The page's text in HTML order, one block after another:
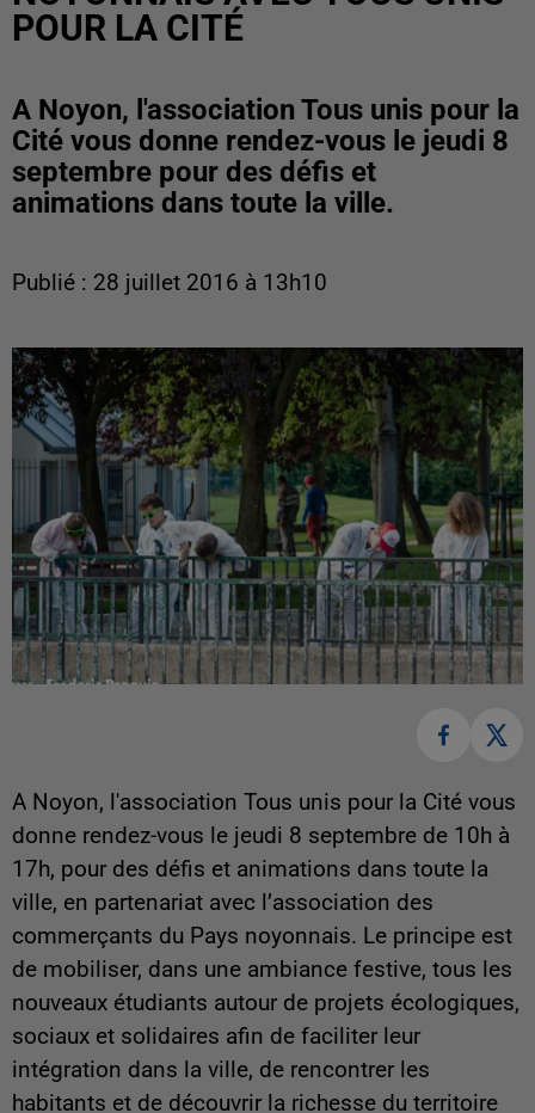
POUR LA CITÉ
A Noyon, l'association Tous unis pour la
Cité vous donne rendez-vous le jeudi 8
septembre pour des défis et
animations dans toute la ville.
Publié : 28 juillet 2016 à 13h10
A Noyon, l'association Tous unis pour la Cité vous
donne rendez-vous le jeudi 8 septembre de 10h à
17h, pour des défis et animations dans toute la
ville, en partenariat avec l’association des
commerçants du Pays noyonnais. Le principe est
de mobiliser, dans une ambiance festive, tous les
nouveaux étudiants autour de projets écologiques,
sociaux et solidaires afin de faciliter leur
intégration dans la ville, de rencontrer les
habitants et de découvrir la richesse du territoire